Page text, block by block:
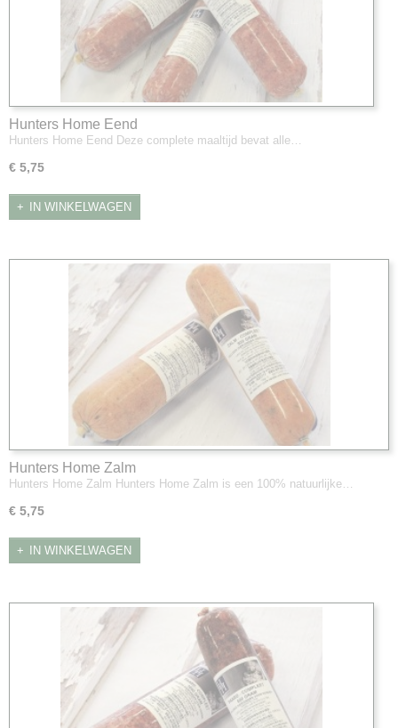
Hunters Home Eend
Hunters Home Eend Deze complete maaltijd bevat alle…
€ 5,75
IN WINKELWAGEN
Hunters Home Zalm
Hunters Home Zalm Hunters Home Zalm is een 100% natuurlijke…
€ 5,75
IN WINKELWAGEN